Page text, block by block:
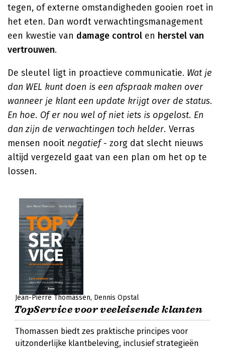
tegen, of externe omstandigheden gooien roet in
het eten. Dan wordt verwachtingsmanagement
een kwestie van damage control en herstel van
vertrouwen.
De sleutel ligt in proactieve communicatie. Wat je
dan WEL kunt doen is een afspraak maken over
wanneer je klant een update krijgt over de status.
En hoe. Of er nou wel of niet iets is opgelost. En
dan zijn de verwachtingen toch helder. Verras
mensen nooit negatief- zorg dat slecht nieuws
altijd vergezeld gaat van een plan om het op te
lossen.
Jean-Pierre Thomassen Dennis Opstal
TopService voor veeleisende klanten
Thomassen biedt zes praktische principes voor
uitzonderlijke klantbeleving, inclusief strategieën